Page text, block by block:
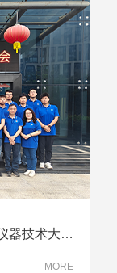
深耕实干，服务至上｜2026年科唯仪器技术大会圆满落幕
MORE